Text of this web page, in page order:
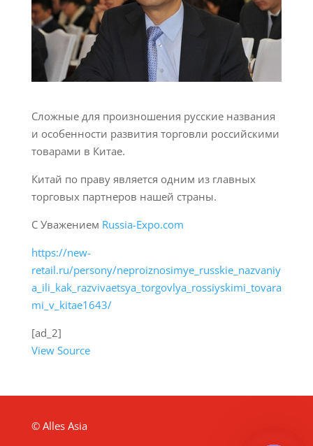
Сложные для произношения русские названия
и особенности развития торговли российскими
товарами в Китае.
Китай по праву является одним из главных
торговых партнеров нашей страны.
С Уважением Russia-Expo.com
https://new-
retail.ru/persony/neproiznosimye_russkie_nazvaniy
a_ili_kak_razvivaetsya_torgovlya_rossiyskimi_tovara
mi_v_kitae1643/
[ad_2]
View Source
© Alles Asia